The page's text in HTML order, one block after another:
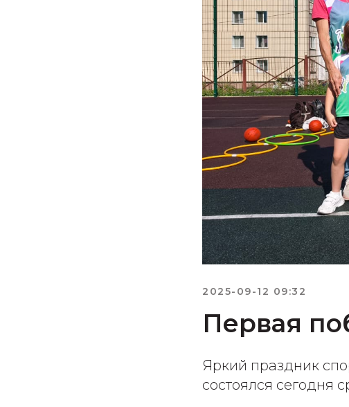
2025-09-12 09:32
Первая
Яркий праздник
состоялся сегодня